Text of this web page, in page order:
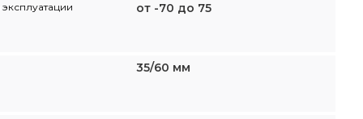
от -70 до 75
35/60 мм